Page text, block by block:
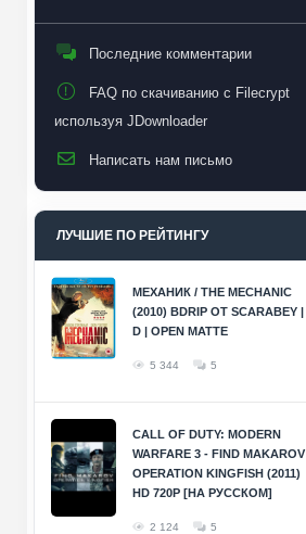
Последние комментарии
FAQ по скачиванию с Filecrypt
используя JDownloader
Написать нам письмо
ЛУЧШИЕ ПО РЕЙТИНГУ
МЕХАНИК / THE MECHANIC
(2010) BDRIP ОТ SCARABEY |
D | OPEN MATTE
5 344 5
CALL OF DUTY: MODERN
WARFARE 3 - FIND MAKAROV
OPERATION KINGFISH (2011)
HD 720P [НА РУССКОМ]
2 124 5